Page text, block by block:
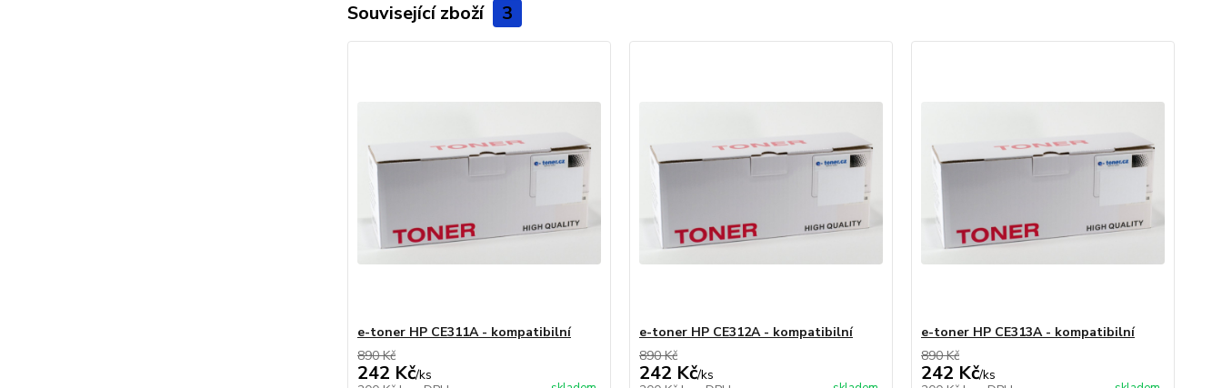
Související zboží 3
e-toner HP CE311A - kompatibilní
890 Kč
242 Kč/ks
e-toner HP CE312A - kompatibilní
890 Kč
242 Kč/ks
e-toner HP CE313A - kompatibilní
890 Kč
242 Kč/ks